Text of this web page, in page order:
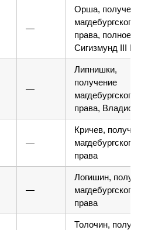
—
Орша, получение
магдебургского
права, полное,
Сигизмунд III Ваза
—
Липнишки,
получение
магдебургского
права,
—
Кричев,
магдебургского
права
—
Логишин,
магдебургского
права
Толочин,